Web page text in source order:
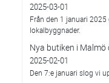
2025-03-01
Från den 1 januari
lokalbyggnader.
Nya butiken i Malmö
2025-02-01
Den 7:e januari slog vi